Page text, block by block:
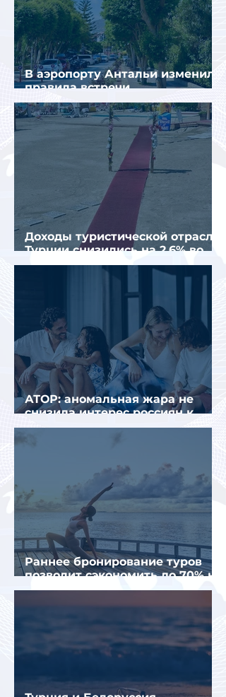
В аэропорту Антальи изменили
правила встречи
организованных туристов
Доходы туристической отрасли
Турции снизились на 2,6% во
втором квартале 2026 года
АТОР: аномальная жара не
снизила интерес россиян к
летнему отдыху в Европе
Раннее бронирование туров
позволит сэкономить до 70% на
летнем отдыхе — АТОР